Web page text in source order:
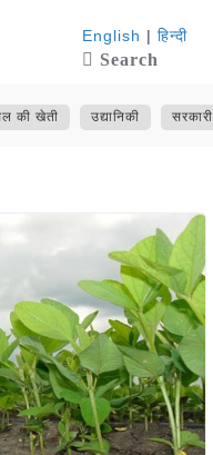
English | हिन्दी
Search
की खेती उद्यानिकी